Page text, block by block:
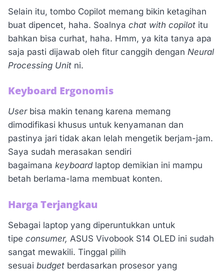
Selain itu, tombo Copilot memang bikin ketagihan
buat dipencet, haha. Soalnya chat with copilot itu
bahkan bisa curhat, haha. Hmm, ya kita tanya apa
saja pasti dijawab oleh fitur canggih dengan Neural
Processing Unit ni.
Keyboard Ergonomis
User bisa makin tenang karena memang
dimodifikasi khusus untuk kenyamanan dan
pastinya jari tidak akan lelah mengetik berjam-jam.
Saya sudah merasakan sendiri
bagaimana keyboard laptop demikian ini mampu
betah berlama-lama membuat konten.
Harga Terjangkau
Sebagai laptop yang diperuntukkan untuk
tipe consumer, ASUS Vivobook S14 OLED ini sudah
sangat mewakili. Tinggal pilih
sesuai budget berdasarkan prosesor yang